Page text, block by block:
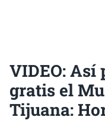
VIDEO: Así
gratis el
Tijuana: